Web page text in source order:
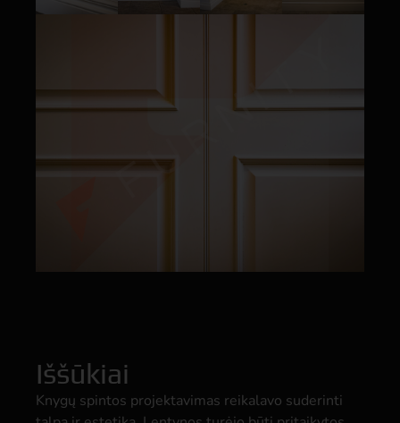
Iššūkiai
Knygų spintos projektavimas reikalavo suderinti